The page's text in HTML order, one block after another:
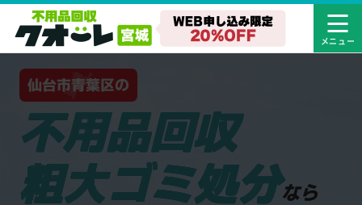
仙台市青葉区の
不用品回収
粗大ゴミ処分なら